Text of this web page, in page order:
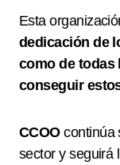
Esta
dedicación de
como de todas
conseguir
CCOOcontinúa
sector y seguirá